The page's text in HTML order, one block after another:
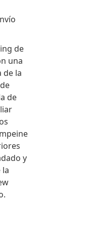
de
una
de la
de
y
la